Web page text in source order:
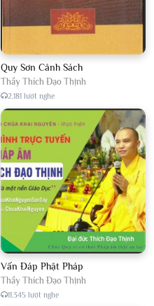
Quy Sơn Cảnh Sách
Thầy Thích Đạo Thịnh
2.181 lượt nghe
Vấn Đáp Phật Pháp
Thầy Thích Đạo Thịnh
11.345 lượt nghe